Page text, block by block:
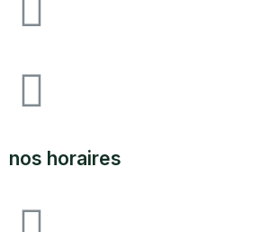
nos horaires